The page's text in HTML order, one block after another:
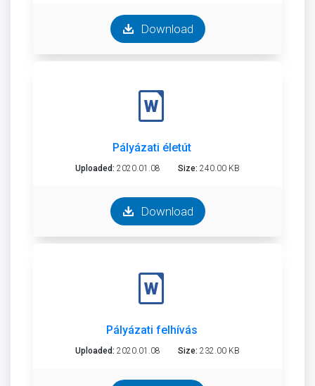
Download
Pályázati életút
Uploaded: 2020.01.08 Size: 240.00 KB
Download
Pályázati felhívás
Uploaded: 2020.01.08 Size: 232.00 KB